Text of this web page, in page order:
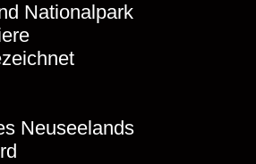
Nationalpark
Neuseelands